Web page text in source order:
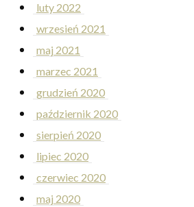
luty 2022
wrzesień 2021
maj 2021
marzec 2021
grudzień 2020
październik 2020
sierpień 2020
lipiec 2020
czerwiec 2020
maj 2020